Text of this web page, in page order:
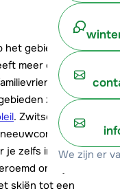
We zijn er
het gebied van
meer dan 200
zoalsLe
. Zwitserland
en
je zelfs in de zomer
om zijn
skiën tot een